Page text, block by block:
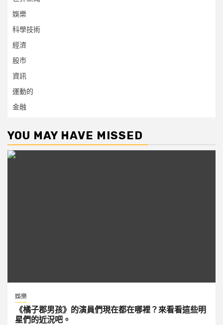
娛樂
科學技術
經濟
股市
資訊
運動的
金融
YOU MAY HAVE MISSED
娛樂
《橘子郡男孩》的演員們現在都在哪裡？來看看這些明
星們的近況吧。